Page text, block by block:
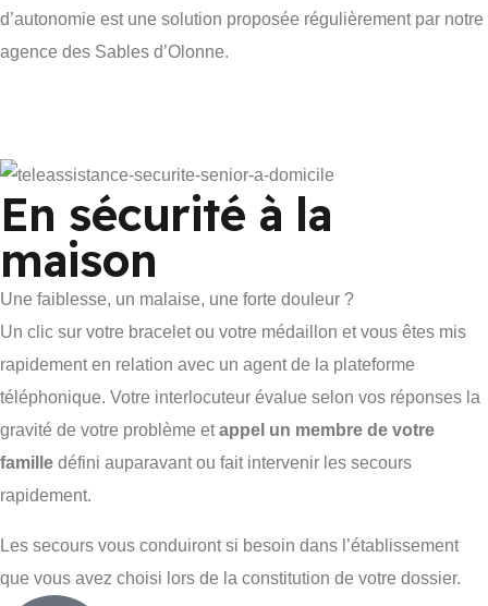
d’autonomie est une solution proposée régulièrement par notre
agence des Sables d’Olonne.
En sécurité à la
maison
Une faiblesse, un malaise, une forte douleur ?
Un clic sur votre bracelet ou votre médaillon et vous êtes mis
rapidement en relation avec un agent de la plateforme
téléphonique. Votre interlocuteur évalue selon vos réponses la
gravité de votre problème etappel un membre de votre
famille défini auparavant ou fait intervenir les secours
rapidement.
Les secours vous conduiront si besoin dans l’établissement
que vous avez choisi lors de la constitution de votre dossier.